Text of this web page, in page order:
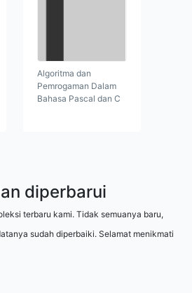
Algoritma dan
Pemrogaman Dalam
Bahasa Pascal dan C
diperbarui
terbaru kami. Tidak semuanya baru,
sudah diperbaiki. Selamat menikmati